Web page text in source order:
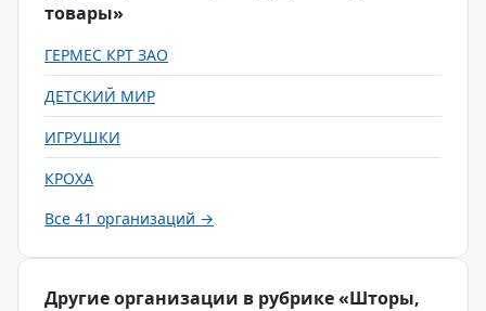
товары»
ГЕРМЕС КРТ ЗАО
ДЕТСКИЙ МИР
ИГРУШКИ
КРОХА
Все 41 организаций →
Другие организации в рубрике «Шторы,